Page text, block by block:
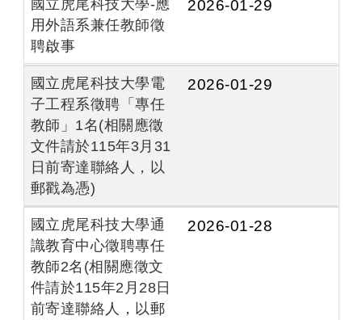
國立虎尾科技大學-應
用外語系兼任教師徵
聘啟事
2026-01-29
國立虎尾科技大學電
子工程系徵聘「專任
教師」1名(相關應徵
文件請於115年3月31
日前寄達聯絡人，以
郵戳為憑)
2026-01-29
國立虎尾科技大學通
識教育中心徵聘專任
教師2名(相關應徵文
件請於115年2月28日
前寄達聯絡人，以郵
2026-01-28